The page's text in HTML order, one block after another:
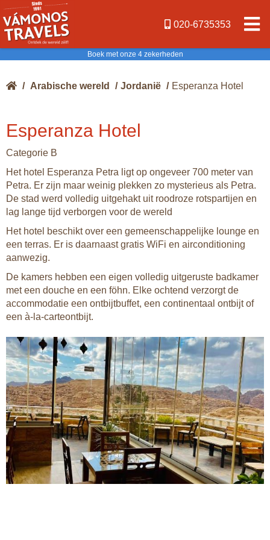
020-6735353
Boek met onze 4 zekerheden
/ Arabische wereld / Jordanië / Esperanza Hotel
Esperanza Hotel
Categorie B
Het hotel Esperanza Petra ligt op ongeveer 700 meter van
Petra. Er zijn maar weinig plekken zo mysterieus als Petra.
De stad werd volledig uitgehakt uit roodroze rotspartijen en
lag lange tijd verborgen voor de wereld
Het hotel beschikt over een gemeenschappelijke lounge en
een terras. Er is daarnaast gratis WiFi en airconditioning
aanwezig.
De kamers hebben een eigen volledig uitgeruste badkamer
met een douche en een föhn. Elke ochtend verzorgt de
accommodatie een ontbijtbuffet, een continentaal ontbijt of
een à-la-carteontbijt.